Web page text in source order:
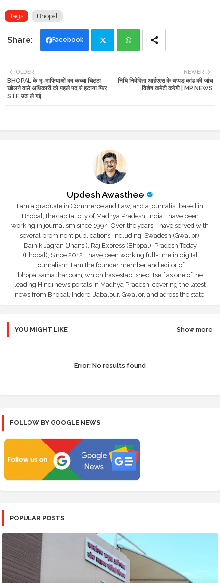
Tags Bhopal
Facebook
tte ats
NEWER
निधि निवेदिता आईएएस के थप्पड़ कांड की जांच
विशेष कमेटी करेगी | MP NEWS
OLDER
BHOPAL के भू-माफियाओं का कच्चा चिट्ठा
खोलने वाले अधिकारी को पहले पद से हटाया फिर
STF उठा ले गई
Updesh Awasthee
I am a graduate in Commerce and Law, and a journalist based in
Bhopal, the capital city of Madhya Pradesh, India. I have been
working in journalism since 1994. Over the years, I have served with
several prominent publications, including: Swadesh (Gwalior),
Dainik Jagran (Jhansi), Raj Express (Bhopal), Pradesh Today
(Bhopal); Since 2012, I have been working full-time in digital
journalism. I am the founder member and editor of
bhopalsamachar.com, which has established itself as one of the
leading Hindi news portals in Madhya Pradesh, covering the latest
news from Bhopal, Indore, Jabalpur, Gwalior, and across the state.
YOU MIGHT LIKE Show more
Error: No results found
FOLLOW BY GOOGLE NEWS
POPULAR POSTS